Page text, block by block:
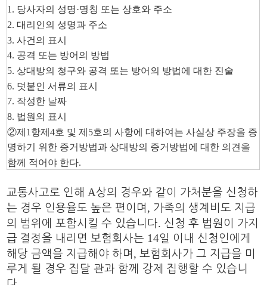
1. 당사자의 성명·명칭 또는 상호와 주소
2.대리인의 성명과 주소
3. 사건의 표시
4. 공격 또는 방어의 방법
5. 상대방의 청구와 공격 또는 방어의 방법에 대한 진술
6. 덧붙인 서류의 표시
7. 작성한 날짜
8. 법원의 표시
②제1 항제4호 및 제5호의 사항에 대하여는 사실상 주장을 증
명하기 위한 증거방법과 상대방의 증거방법에 대한 의견을
함께 적어야 한다.
교통사고로 인해 A상의 경우와 같이 가처분을 신청하
는 경우 인용율도 높은 편이며 , 가족의 생계비도 지급
의 범위에 포함시킬 수 있습니다. 신청 후 법원이 가지
급 결정을 내리면 보험회사는 14일 이내 신청인에게
해당 금액을 지급해야 하며 ,보험회사가 그 지급을 미
루게 될 경우 집달 관과 함께 강제 집행할 수 있습니